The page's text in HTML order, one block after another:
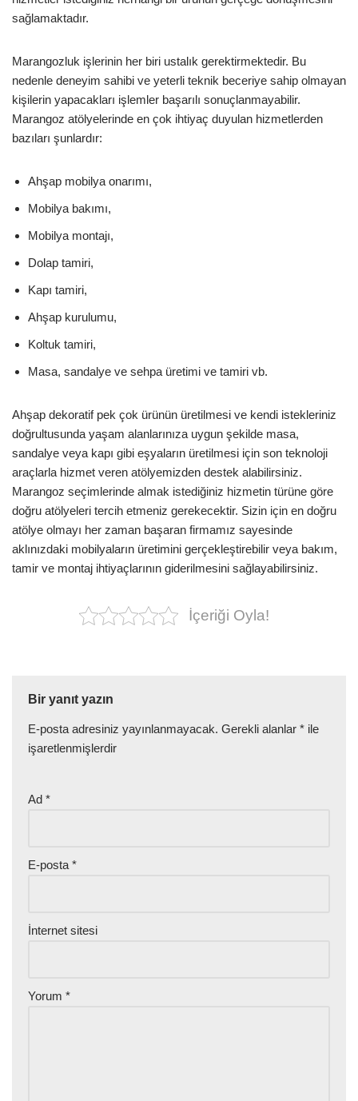
sağlamaktadır.
Marangozluk işlerinin her biri ustalık gerektirmektedir. Bu
nedenle deneyim sahibi ve yeterli teknik beceriye sahip olmayan
kişilerin yapacakları işlemler başarılı sonuçlanmayabilir.
Marangoz atölyelerinde en çok ihtiyaç duyulan hizmetlerden
bazıları şunlardır:
Ahşap mobilya onarımı,
Mobilya bakımı,
Mobilya montajı,
Dolap tamiri,
Kapı tamiri,
Ahşap kurulumu,
Koltuk tamiri,
Masa, sandalye ve sehpa üretimi ve tamiri vb.
Ahşap dekoratif pek çok ürünün üretilmesi ve kendi istekleriniz
doğrultusunda yaşam alanlarınıza uygun şekilde masa,
sandalye veya kapı gibi eşyaların üretilmesi için son teknoloji
araçlarla hizmet veren atölyemizden destek alabilirsiniz.
Marangoz seçimlerinde almak istediğiniz hizmetin türüne göre
doğru atölyeleri tercih etmeniz gerekecektir. Sizin için en doğru
atölye olmayı her zaman başaran firmamız sayesinde
aklınızdaki mobilyaların üretimini gerçekleştirebilir veya bakım,
tamir ve montaj ihtiyaçlarının giderilmesini sağlayabilirsiniz.
İçeriği Oyla!
Bir yanıt yazın
E-posta adresiniz yayınlanmayacak. Gerekli alanlar * ile
işaretlenmişlerdir
Ad *
E-posta *
İnternet sitesi
Yorum *